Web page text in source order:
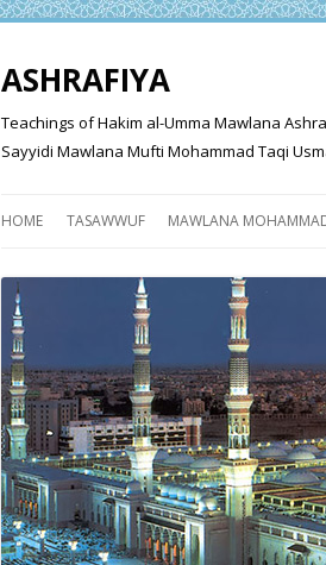
ASHRAFIYA
Teachings of Hakim al-Umma Mawlana
Sayyidi Mawlana Mufti Mohammad Taqi
HOME TASAWWUF MAWLANA